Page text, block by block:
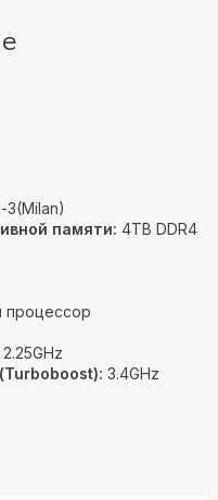
3(Milan)
памяти: 4TB DDR4
процессор
2.25GHz
3.4GHz